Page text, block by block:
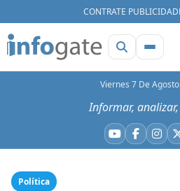
CONTRATE PUBLICIDAD
Viernes 7 De
Informar,
YouTube
Política